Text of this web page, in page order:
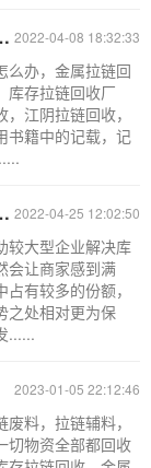
2022-04-08 18:32:33
么办，金属拉链回
库存拉链回收厂
江阴拉链回收，
书籍中的记载，记
2022-04-25 12:02:50
较大型企业解决库
会让商家感到满
有较多的份额，
之处相对更为保
......
2023-01-05 22:12:46
料，拉链辅料，
切物资全部都回收